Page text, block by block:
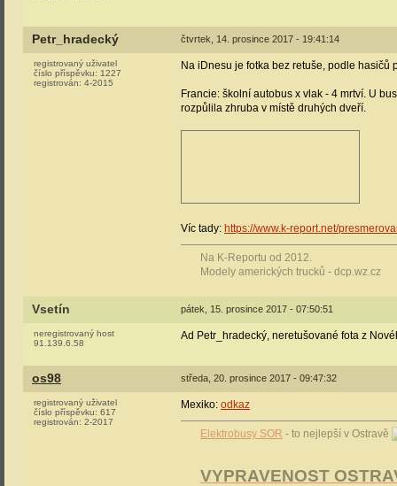
Petr_hradecký čtvrtek, 14. prosince 2017 - 19:41:14
registrovaný uživatel
číslo příspěvku: 1227
registrován: 4-2015
Na iDnesu je fotka bez retuše, podle
Francie: školní autobus x vlak - 4 mrtví. U
rozpůlila zhruba v místě druhých dveří.
Víc tady: https://www.k-report.net/
Na K-Reportu od 2012.
Modely amerických trucků - dcp.wz.cz
Vsetín pátek, 15. prosince 2017 - 07:50:51
neregistrovaný host
91.139.6.58
Ad Petr_hradecký, neretušované fota z
os98 středa, 20. prosince 2017 - 09:47:32
registrovaný uživatel
číslo příspěvku: 617
registrován: 2-2017
Mexiko: odkaz
Elektrobusy SOR - to nejlepší v Ostravě
VYPRAVENOST